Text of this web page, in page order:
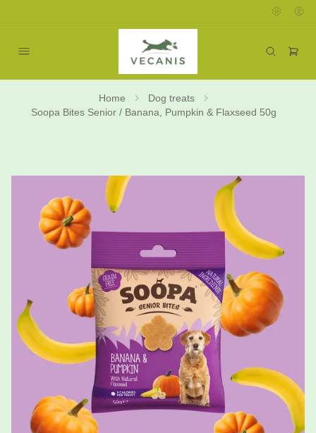
Home
Dog treats
Soopa Bites Senior / Banana, Pumpkin & Flaxseed 50g